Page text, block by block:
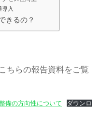
入
きるの？
ちらの報告資料をご覧
備の方向性について
ダウンロ